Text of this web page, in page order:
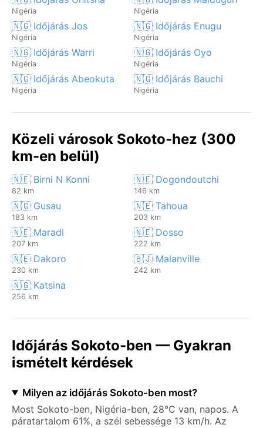
Nigéria Nigéria
🇳🇬 Időjárás Jos
Nigéria
🇳🇬 Időjárás Enugu
Nigéria
🇳🇬 Időjárás Warri
Nigéria
🇳🇬 Időjárás Oyo
Nigéria
🇳🇬 Időjárás Abeokuta
Nigéria
🇳🇬 Időjárás Bauchi
Nigéria
Közeli városok Sokoto-hez (300
km-en belül)
🇳🇪 Birni N Konni
82 km
🇳🇪 Dogondoutchi
146 km
🇳🇬 Gusau
183 km
🇳🇪 Tahoua
203 km
🇳🇪 Maradi
207 km
🇳🇪 Dosso
222 km
🇳🇪 Dakoro
230 km
🇧🇯 Malanville
242 km
🇳🇬 Katsina
256 km
Időjárás Sokoto-ben — Gyakran
ismételt kérdések
Milyen az időjárás Sokoto-ben most?
Most Sokoto-ben, Nigéria-ben, 28°C van, napos. A
páratartalom 61%, a szél sebessége 13 km/h. Az